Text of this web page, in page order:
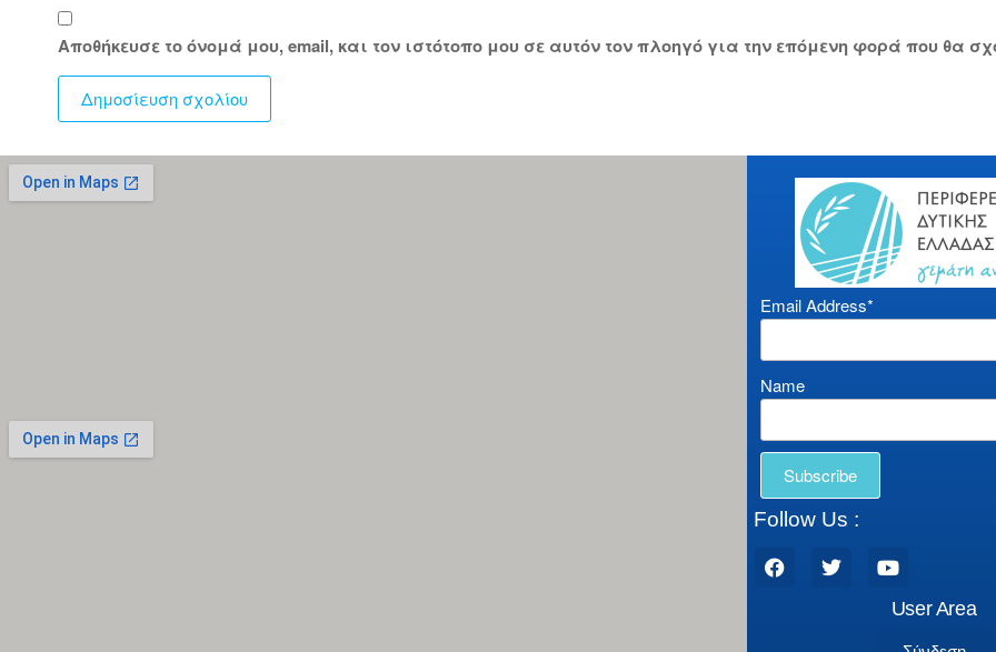
Αποθήκευσε το όνομά μου, email, και τον ιστότοπο μου σε αυτόν τον πλοηγό για την επόμενη φορά που θα
Email Address*
Name
Follow Us :
User Area